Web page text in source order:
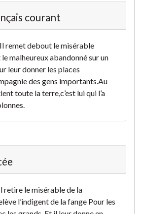
courant
Il remet debout le misérable
le malheureux abandonné sur un
leur donner les places
des gens importants.Au
toute la terre,c’est lui qui l’a
retire le misérable de la
l’indigent de la fange Pour les